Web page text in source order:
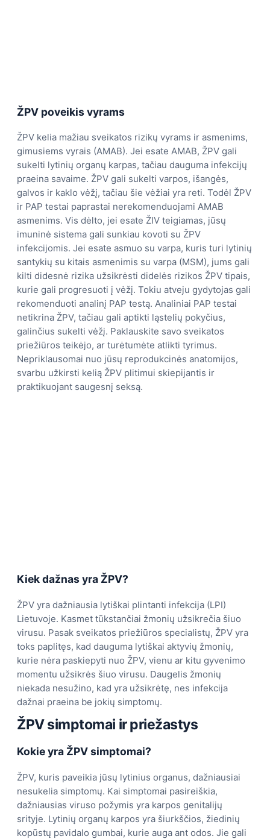
ŽPV poveikis vyrams
ŽPV kelia mažiau sveikatos rizikų vyrams ir asmenims,
gimusiems vyrais (AMAB). Jei esate AMAB, ŽPV gali
sukelti lytinių organų karpas, tačiau dauguma infekcijų
praeina savaime. ŽPV gali sukelti varpos, išangės,
galvos ir kaklo vėžį, tačiau šie vėžiai yra reti. Todėl ŽPV
ir PAP testai paprastai nerekomenduojami AMAB
asmenims. Vis dėlto, jei esate ŽIV teigiamas, jūsų
imuninė sistema gali sunkiau kovoti su ŽPV
infekcijomis. Jei esate asmuo su varpa, kuris turi lytinių
santykių su kitais asmenimis su varpa (MSM), jums gali
kilti didesnė rizika užsikrėsti didelės rizikos ŽPV tipais,
kurie gali progresuoti į vėžį. Tokiu atveju gydytojas gali
rekomenduoti analinį PAP testą. Analiniai PAP testai
netikrina ŽPV, tačiau gali aptikti ląstelių pokyčius,
galinčius sukelti vėžį. Paklauskite savo sveikatos
priežiūros teikėjo, ar turėtumėte atlikti tyrimus.
Nepriklausomai nuo jūsų reprodukcinės anatomijos,
svarbu užkirsti kelią ŽPV plitimui skiepijantis ir
praktikuojant saugesnį seksą.
Kiek dažnas yra ŽPV?
ŽPV yra dažniausia lytiškai plintanti infekcija (LPI)
Lietuvoje. Kasmet tūkstančiai žmonių užsikrečia šiuo
virusu. Pasak sveikatos priežiūros specialistų, ŽPV yra
toks paplitęs, kad dauguma lytiškai aktyvių žmonių,
kurie nėra paskiepyti nuo ŽPV, vienu ar kitu gyvenimo
momentu užsikrės šiuo virusu. Daugelis žmonių
niekada nesužino, kad yra užsikrėtę, nes infekcija
dažnai praeina be jokių simptomų.
ŽPV simptomai ir priežastys
Kokie yra ŽPV simptomai?
ŽPV, kuris paveikia jūsų lytinius organus, dažniausiai
nesukelia simptomų. Kai simptomai pasireiškia,
dažniausias viruso požymis yra karpos genitalijų
srityje. Lytinių organų karpos yra šiurkščios, žiedinių
kopūstų pavidalo gumbai, kurie auga ant odos. Jie gali